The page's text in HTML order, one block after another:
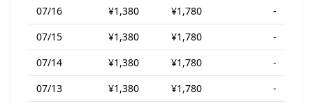
07/16
¥1,380 ¥1,780
-
07/15
¥1,380 ¥1,780
-
07/14
¥1,380 ¥1,780
-
07/13
¥1,380 ¥1,780
-